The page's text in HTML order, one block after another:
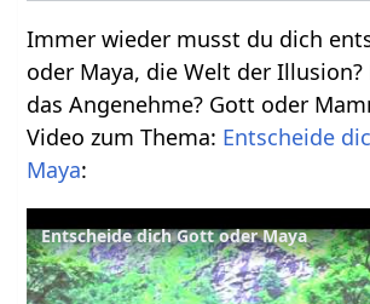
Immer wieder musst du dich
oder Maya, die Welt der Illusion?
das Angenehme? Gott oder
Video zum Thema: Entscheide
Maya:
Entscheide dich Gott oder Maya